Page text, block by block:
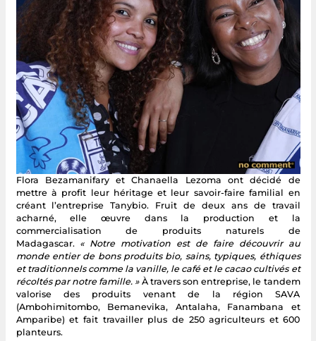
Flora Bezamanifary et Chanaella Lezoma ont décidé de
mettre à profit leur héritage et leur savoir-faire familial en
créant l’entreprise Tanybio. Fruit de deux ans de travail
acharné, elle œuvre dans la production et la
commercialisation de produits naturels de
Madagascar. « Notre motivation est de faire découvrir au
monde entier de bons produits bio, sains, typiques, éthiques
et traditionnels comme la vanille, le café et le cacao cultivés et
récoltés par notre famille. »À travers son entreprise, le tandem
valorise des produits venant de la région SAVA
(Ambohimitombo, Bemanevika, Antalaha, Fanambana et
Amparibe) et fait travailler plus de 250 agriculteurs et 600
planteurs.